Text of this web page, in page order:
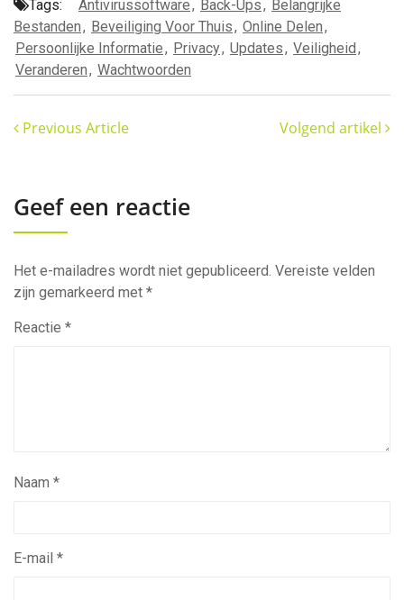
Tags: Antivirussoftware, Back-Ups, Belangrijke
Bestanden, Beveiliging Voor Thuis, Online Delen,
Persoonlijke Informatie, Privacy, Updates, Veiligheid,
Veranderen, Wachtwoorden
Previous Article Volgend artikel
Geef een reactie
Het e-mailadres wordt niet gepubliceerd. Vereiste velden
zijn gemarkeerd met *
Reactie *
Naam *
E-mail *